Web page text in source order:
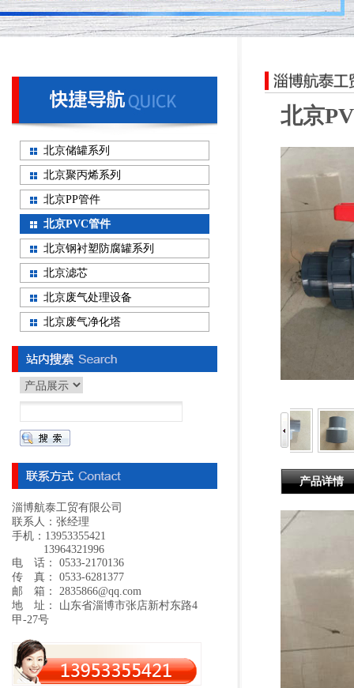
北京
产品详情
北京储罐系列
北京聚丙烯系列
北京PP管件
北京PVC管件
北京钢衬塑防腐罐系列
北京滤芯
北京废气处理设备
北京废气净化塔
淄博航泰工贸有限公司
联系人：张经理
手机：13953355421
13964321996
电 话： 0533-2170136
传 真： 0533-6281377
邮 箱： 2835866@qq.com
地 址： 山东省淄博市张店新村东路4
甲-27号